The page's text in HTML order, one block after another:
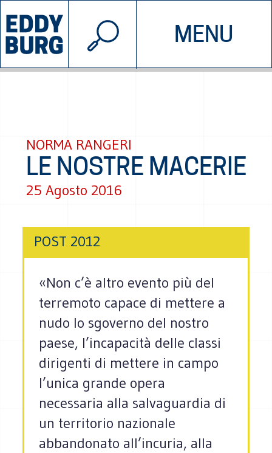
MENU
INIZIATIVE CHI SIAMO
© 2026 EDDYBURG
NORMA RANGERI
LE NOSTRE MACERIE
25 Agosto 2016
POST 2012
«Non c’è altro evento più del
terremoto capace di mettere a
nudo lo sgoverno del nostro
paese, l’incapacità delle classi
dirigenti di mettere in campo
l’unica grande opera
necessaria alla salvaguardia di
un territorio nazionale
abbandonato all’incuria, alla